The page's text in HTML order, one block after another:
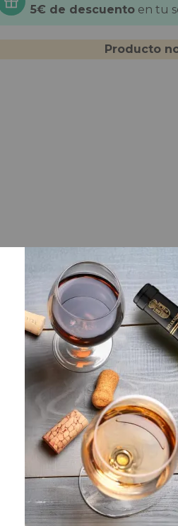
5€ de descuento en tu
Producto
del
la
LA
Bodega